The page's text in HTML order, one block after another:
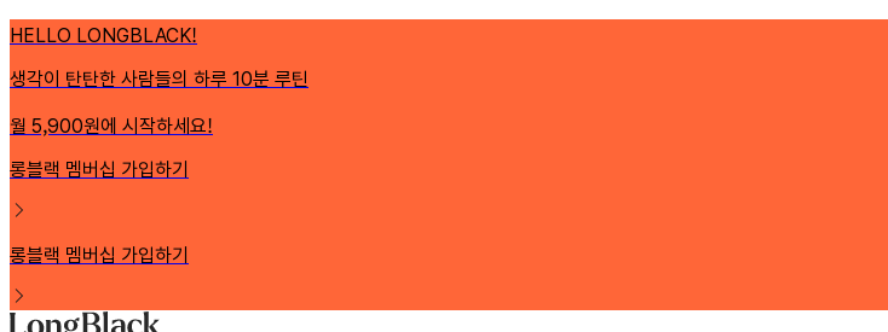
HELLO LONGBLACK!
생각이 탄탄한 사람들의 하루 10분 루틴
월 5,900원에 시작하세요!
롱블랙 멤버십 가입하기
롱블랙 멤버십 가입하기